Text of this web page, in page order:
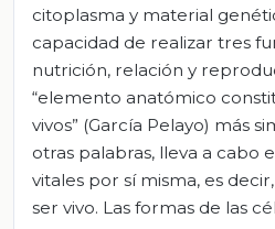
citoplasma y material
capacidad de realizar tres
nutrición, relación y
“elemento anatómico
vivos” (García Pelayo) más
otras palabras, lleva a cabo
vitales por sí misma, es
ser vivo. Las formas de las